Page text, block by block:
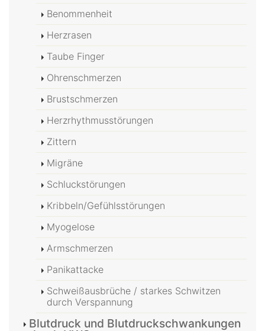
Benommenheit
Herzrasen
Taube Finger
Ohrenschmerzen
Brustschmerzen
Herzrhythmusstörungen
Zittern
Migräne
Schluckstörungen
Kribbeln/Gefühlsstörungen
Myogelose
Armschmerzen
Panikattacke
Schweißausbrüche / starkes Schwitzen
durch Verspannung
Blutdruck und Blutdruckschwankungen